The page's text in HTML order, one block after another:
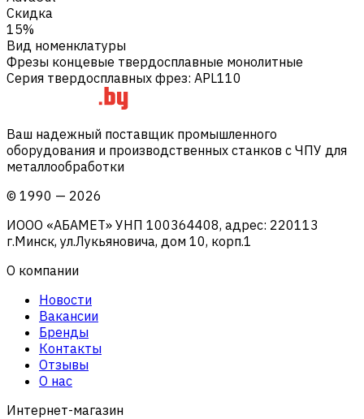
Скидка
15%
Вид номенклатуры
Фрезы концевые твердосплавные монолитные
Серия твердосплавных фрез: APL110
Ваш надежный поставщик промышленного
оборудования и производственных станков с ЧПУ для
металлообработки
© 1990 — 2026
ИООО «АБАМЕТ» УНП 100364408, адрес: 220113
г.Минск, ул.Лукьяновича, дом 10, корп.1
О компании
Новости
Вакансии
Бренды
Контакты
Отзывы
О нас
Интернет-магазин